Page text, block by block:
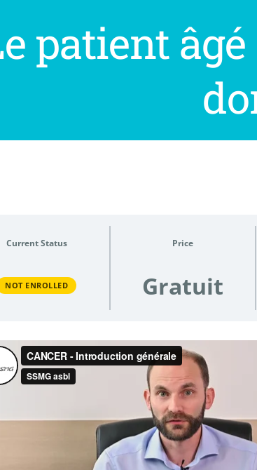
patient
Current Status
NOT ENROLLED
Price
Gratuit